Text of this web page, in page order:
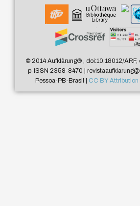
© 2014 Aufklärung®, doi:10.18012/ARF,
p-ISSN 2358-8470 |
Pessoa-PB-Brasil | CC BY Attribution